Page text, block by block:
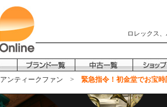
ロレックス
アンティークファン > 緊急指令！初金堂でお宝